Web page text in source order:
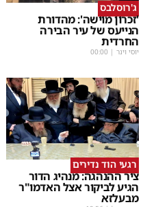
ג'רוסלבס
'זכרון מוישה': מהדורת
הנייעס של עיר הבירה
החרדית
יוסי וינר |
00:00
רגעי הוד נדירים
ציר ההנהגה: מנהיג הדור
הגיע לביקור אצל האדמו"ר
מבעלזא